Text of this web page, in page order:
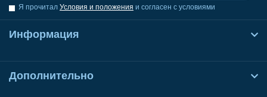
Я прочитал Условия и положения и согласен с условиями
Информация
Дополнительно